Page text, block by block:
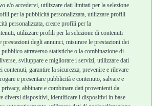
e/o accedervi, utilizzare dati limitati per la selezione
per la pubblicità personalizzata, utilizzare profili
personalizzata, creare profili per la
utilizzare profili per la selezione di contenuti
prestazioni degli annunci, misurare le prestazioni dei
attraverso statistiche o la combinazione di
sviluppare e migliorare i servizi, utilizzare dati
contenuti, garantire la sicurezza, prevenire e rilevare
e presentare pubblicità e contenuto, salvare e
abbinare e combinare dati provenienti da
diversi dispositivi, identificare i dispositivi in base
Acquisti sicuri
Termini e condizioni
di vendita
Cashback
Metodi di
pagamento
Recesso e Reso
Spedizioni